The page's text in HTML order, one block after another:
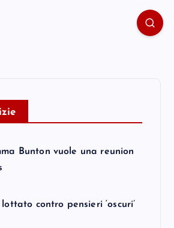
Bunton vuole una reunion
contro pensieri ‘oscuri’